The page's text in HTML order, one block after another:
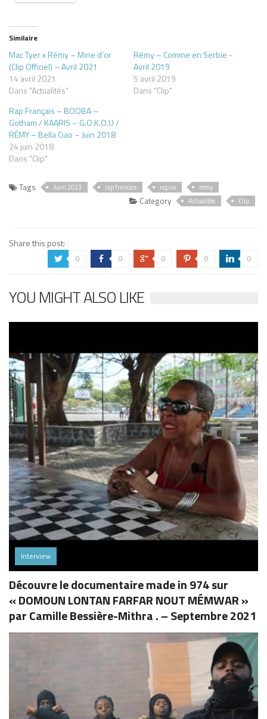
Similaire
Mac Tyer x Rémy – Mine d’or
(Clip Officiel) – Avril 2021
14 avril 2021
Dans "Actualités"
Rémy – Comme en Serbie -
Avril 2019
5 avril 2019
Dans "Clip"
Rap Français – BOOBA –
Gotham / KAARIS – G.O.K.O.U /
RÉMY – Bella Ciao – Juin 2018
24 juin 2018
Dans "Clip"
Tags Avril 2023 rap francais rap us remy
Category Actualités Clip
Share this post:
a 0 b 0 c 0 d 0 j 0
YOU MIGHT ALSO LIKE
Interview
Découvre le documentaire made in 974 sur
« DOMOUN LONTAN FARFAR NOUT MÉMWAR »
par Camille Bessière-Mithra . – Septembre 2021